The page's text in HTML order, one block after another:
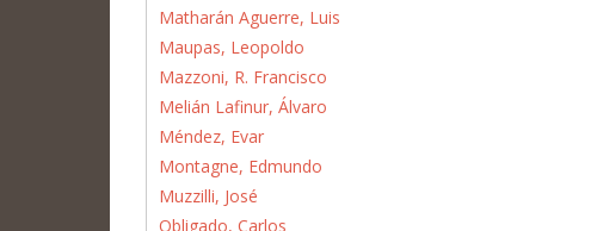
Matharán Aguerre, Luis
Maupas, Leopoldo
Mazzoni, R. Francisco
Melián Lafinur, Álvaro
Méndez, Evar
Montagne, Edmundo
Muzzilli, José
Obligado, Carlos